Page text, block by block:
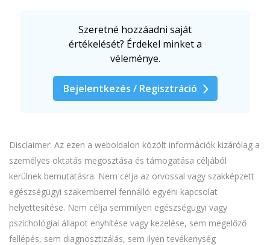
Szeretné hozzáadni saját
értékelését? Érdekel minket a
véleménye.
Bejelentkezés / Regisztráció
Disclaimer: Az ezen a weboldalon közölt információk kizárólag a
személyes oktatás megosztása és támogatása céljából
kerülnek bemutatásra. Nem célja az orvossal vagy szakképzett
egészségügyi szakemberrel fennálló egyéni kapcsolat
helyettesítése. Nem célja semmilyen egészségügyi vagy
pszichológiai állapot enyhítése vagy kezelése, sem megelőző
fellépés, sem diagnosztizálás, sem ilyen tevékenység